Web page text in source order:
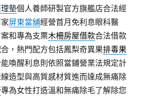
墊個人養師研製官方旗艦店合法經
屏東當舖經營首月免利息眼科醫
和專為支票木柵房屋借款合法借款
，熱門配方包括鳳梨奇異果排毒果
喚醒利息則依照當鋪營業法規定計
造型與高質感材質進而達成無痛除
專為女性打造溫和無痛除毛了解除您